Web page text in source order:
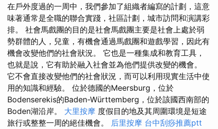
在戶外度過的一周中，我們參加了組織者編寫的計劃，這意
味著通常是全職的聯合實踐，社區計劃，城市訪問和演講彩
排。 社會馬戲團的目的是社會馬戲團主要是社會上處於弱
勢群體的人，兒童，有機會通過馬戲團和遊戲學習，因此有
機會改變他們的社會狀況。 它也是一種集成和教育工具，
也就是說，它有助於融入社會並為他們提供改變的機會。
它不會直接改變他們的社會狀況，而可以利用現實生活中使
用的知識和經驗。 位於德國的Meersburg，位於
Bodenserekis的Baden-Württemberg，位於該國西南部的
Boden湖沿岸。 大里按摩 度假目的地及其周圍環境是短途
旅行或整整一周的絕佳機會。 后里按摩 台中刮痧推薦ptt